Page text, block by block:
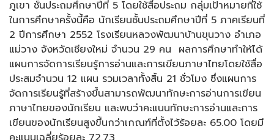
ภูเขา ชั้นประถมศึกษาปีที่ 5 โดยใช้สื่อประถม กลุ่มเป้าหมายที่ใช้
ในการศึกษาครั้งนี้คือ นักเรียนชั้นประถมศึกษาปีที่ 5 ภาคเรียนที่
2 ปีการศึกษา 2552 โรงเรียนหลวงพัฒนาบ้านขุนวาง อำเภอ
แม่วาง จังหวัดเชียงใหม่ จำนวน 29 คน ผลการศึกษาทำให้ได้
แผนการจัดการเรียนรู้การอ่านและการเขียนภาษาไทยโดยใช้สื่อ
ประสมจำนวน 12 แผน รวมเวลาทั้งสิ้น 21 ชั่วโมง ซึ่งแผนการ
จัดการเรียนรู้ที่สร้างขึ้นสามารถพัฒนาทักษะการอ่านการเขียน
ภาษาไทยของนักเรียน และพบว่าคะแนนทักษะการอ่านและการ
เขียนของนักเรียนสูงขึ้นกว่าเกณฑ์ที่ตั้งไว้ร้อยละ 65.00 โดยมี